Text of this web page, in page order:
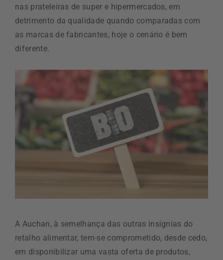
nas prateleiras de super e hipermercados, em
detrimento da qualidade quando comparadas com
as marcas de fabricantes, hoje o cenário é bem
diferente.
A Auchan, à semelhança das outras insígnias do
retalho alimentar, tem-se comprometido, desde cedo,
em disponibilizar uma vasta oferta de produtos,